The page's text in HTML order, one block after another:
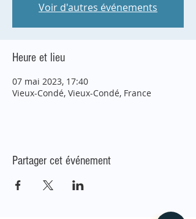
Voir d'autres événements
Heure et lieu
07 mai 2023, 17:40
Vieux-Condé, Vieux-Condé, France
Partager cet événement